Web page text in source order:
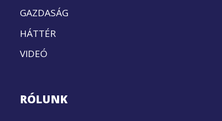
GAZDASÁG
HÁTTÉR
VIDEÓ
RÓLUNK